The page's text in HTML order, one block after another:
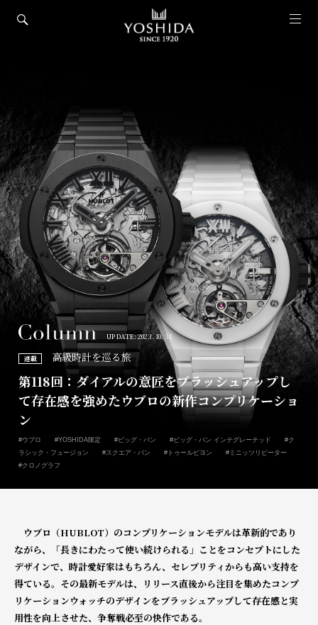
UP DATE: 2023. 10. 31
連載 高級時計を巡る旅
第118回：ダイアルの意匠をブラッシュアップし
て存在感を強めたウブロの新作コンプリケーショ
ン
#ウブロ #YOSHIDA限定 #ビッグ・バン #ビッグ・バン インテグレーテッド
#ク
ラシック・フュージョン
#スクエア・バン #トゥールビヨン
#ミニッツリピーター
#クロノグラフ
ウブロ（HUBLOT）のコンプリケーションモデルは革新的であり
ながら、「長きにわたって使い続けられる」ことをコンセプトにした
デザインで、時計愛好家はもちろん、セレブリティからも高い支持を
得ている。 その最新モデルは、リリース直後から注目を集めたコンプ
リケーションウォッチのデザインをブラッシュアップして存在感と実
用性を向上させた、争奪戦必至の快作である。